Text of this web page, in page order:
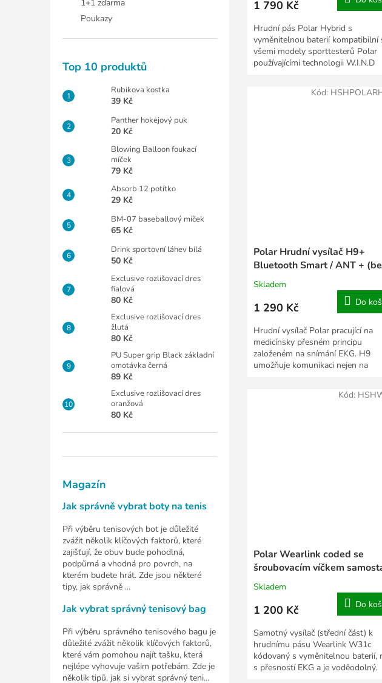
1+1 zdarma
Poukazy
Top 10 produktů
Rubikova kostka
39 Kč
Panther hokejový puk
20 Kč
Blowing Balloon foukací
míček
79 Kč
Absorb 12 potítko
29 Kč
BM-07 baseballový míček
65 Kč
Drink sportovní láhev bílá
50 Kč
Exclusive rozlišovací dres
fialová
80 Kč
Exclusive rozlišovací dres
žlutá
80 Kč
PU Super grip Black základní
omotávka černá
89 Kč
Exclusive rozlišovací dres
oranžová
80 Kč
Magazín
Jak správně vybrat boty na tenis
Při výběru tenisových bot je důležité
zvážit několik klíčových faktorů, které
zajišťují, že obuv bude pohodlná,
podpůrná a vhodná pro povrch, na
kterém budete hrát. Zde jsou některé
tipy, jak správně ...
Jak vybrat správný tenisový bag
Při výběru správného tenisového bagu je
důležité zvážit několik klíčových faktorů,
které vám pomohou najít tašku, která
nejlépe vyhovuje vašim potřebám. Zde je
několik tipů, jak si vybrat správný teni...
1 790 Kč
Hrudní pás Polar Hybrid s
vyměnitelnou baterií kompatibilní
všemi modely sporttesterů Polar
používajícími technologii W.I.N.D
Polar Hrudní vysílač H9+
Bluetooth Smart / ANT +
popruhu)
Skladem
1 290 Kč Do
Hrudní vysílač Polar pracující na
medicínsky přesném principu
založeném na snímání EKG. H9
umožňuje komunikaci nejen na
Kód:
Polar Wearlink coded se
šroubovacím víčkem
vysílač bez popruhu
Skladem
1 200 Kč Do
Samotný vysílač (střední část) k
hrudnímu pásu Wearlink W31c
kódovaný s vyměnitelnou baterií,
s přesností EKG a je voděodolný.
Kód: